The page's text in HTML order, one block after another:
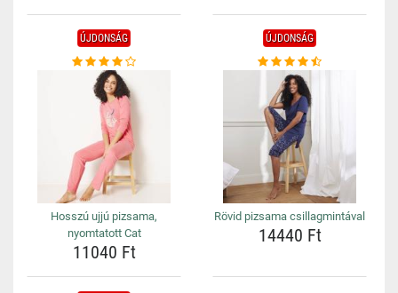
ÚJDONSÁG
Hosszú ujjú pizsama,
nyomtatott Cat
11040 Ft
ÚJDONSÁG
Rövid pizsama csillagmintával
14440 Ft